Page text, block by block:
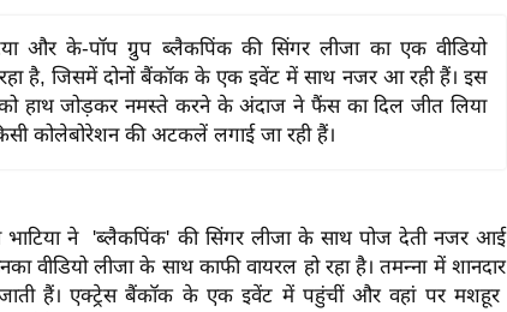
और के-पॉप ग्रुप ब्लैकपिंक की सिंगर लीजा का एक वीडियो
रहा है, जिसमें दोनों बैंकॉक के एक इवेंट में साथ नजर आ रही हैं। इस
को हाथ जोड़कर नमस्ते करने के अंदाज ने फैंस का दिल जीत लिया
कोलेबोरेशन की अटकलें लगाई जा रही हैं।
भाटिया ने 'ब्लैकपिंक' की सिंगर लीजा के साथ पोज देती नजर आई
वीडियो लीजा के साथ काफी वायरल हो रहा है। तमन्ना में शानदार
हैं। एक्ट्रेस बैंकॉक के एक इवेंट में पहुंचीं और वहां पर मशहूर